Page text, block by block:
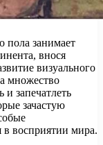
пола занимает
внося
визуального
множество
и запечатлеть
зачастую
восприятии мира.